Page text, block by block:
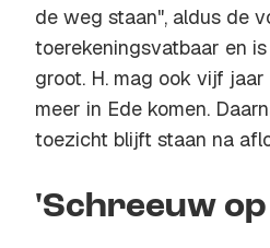
de weg staan", aldus de
toerekeningsvatbaar en
groot. H. mag ook vijf
meer in Ede komen.
toezicht blijft staan na
'Schreeuw